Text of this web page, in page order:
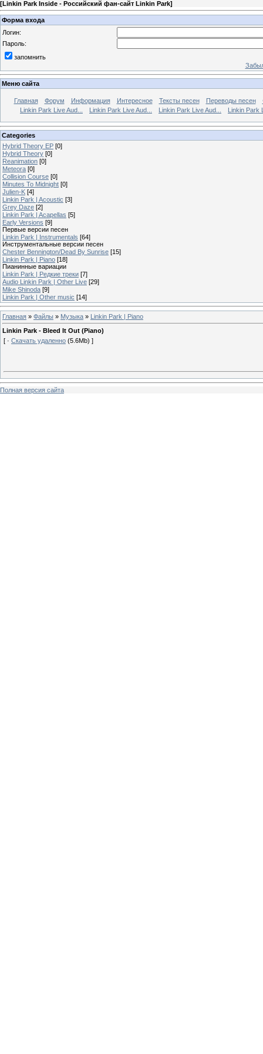
[Linkin Park Inside - Российский фан-сайт Linkin Park]
Форма входа
Логин:
Пароль:
запомнить
Меню сайта
Главная Форум Информация Интересное Тексты песен Переводы песен
Linkin Park Live Aud...
Linkin Park Live Aud... Linkin Park Live Aud... Linkin Park
Categories
Hybrid Theory EP [0]
Hybrid Theory [0]
Reanimation [0]
Meteora [0]
Collision Course [0]
Minutes To Midnight [0]
Julien-K [4]
Linkin Park | Acoustic [3]
Grey Daze [2]
Linkin Park | Acapellas [5]
Early Versions [9]
Первые версии песен
Linkin Park | Instrumentals [64]
Инструментальные версии песен
Chester Bennington/Dead By Sunrise [15]
Linkin Park | Piano [18]
Пианинные вариации
Linkin Park | Редкие треки [7]
Audio Linkin Park | Other Live [29]
Mike Shinoda [9]
Linkin Park | Other music [14]
Главная » Файлы » Музыка » Linkin Park | Piano
Linkin Park - Bleed It Out (Piano)
[ · Скачать удаленно (5.6Mb) ]
Полная версия сайта